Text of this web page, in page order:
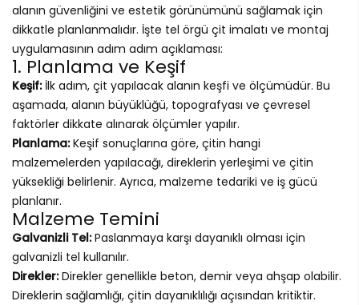
alanın güvenliğini ve estetik görünümünü sağlamak için
dikkatle planlanmalıdır. İşte tel örgü çit imalatı ve montaj
uygulamasının adım adım açıklaması:
1. Planlama ve Keşif
Keşif:İlk adım, çit yapılacak alanın keşfi ve ölçümüdür. Bu
aşamada, alanın büyüklüğü, topografyası ve çevresel
faktörler dikkate alınarak ölçümler yapılır.
Planlama:Keşif sonuçlarına göre, çitin hangi
malzemelerden yapılacağı, direklerin yerleşimi ve çitin
yüksekliği belirlenir. Ayrıca, malzeme tedariki ve iş gücü
planlanır.
Malzeme Temini
Galvanizli Tel:Paslanmaya karşı dayanıklı olması için
galvanizli tel kullanılır.
Direkler:Direkler genellikle beton, demir veya ahşap olabilir.
Direklerin sağlamlığı, çitin dayanıklılığı açısından kritiktir.